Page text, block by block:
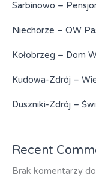
Sarbinowo –
Niechorze – OW
Kołobrzeg – Dom
Kudowa-Zdrój –
Duszniki-Zdrój –
Recent
Brak komentarzy